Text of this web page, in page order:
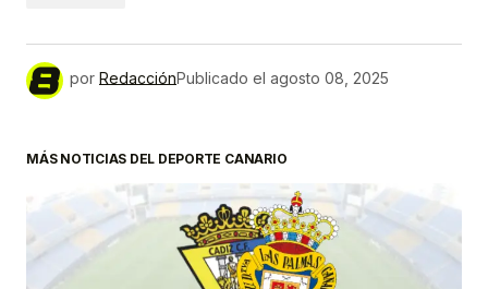
por RedacciónPublicado el agosto 08, 2025
MÁS NOTICIAS DEL DEPORTE CANARIO